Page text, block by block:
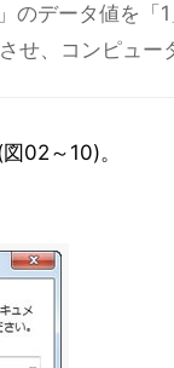
データ値を「1
せ、コンピュー
02～10)。